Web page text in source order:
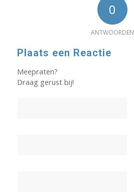
0
ANTWOORDEN
Plaats een Reactie
Meepraten?
Draag gerust bij!